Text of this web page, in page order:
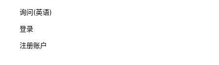
询问(英语)
登录
注册账户